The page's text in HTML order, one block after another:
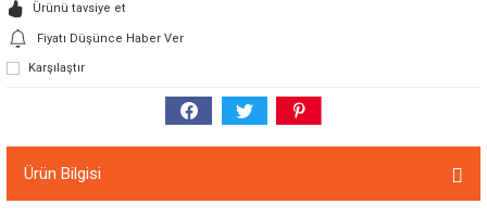
Ürünü tavsiye et
Fiyatı Düşünce Haber Ver
Karşılaştır
Ürün Bilgisi